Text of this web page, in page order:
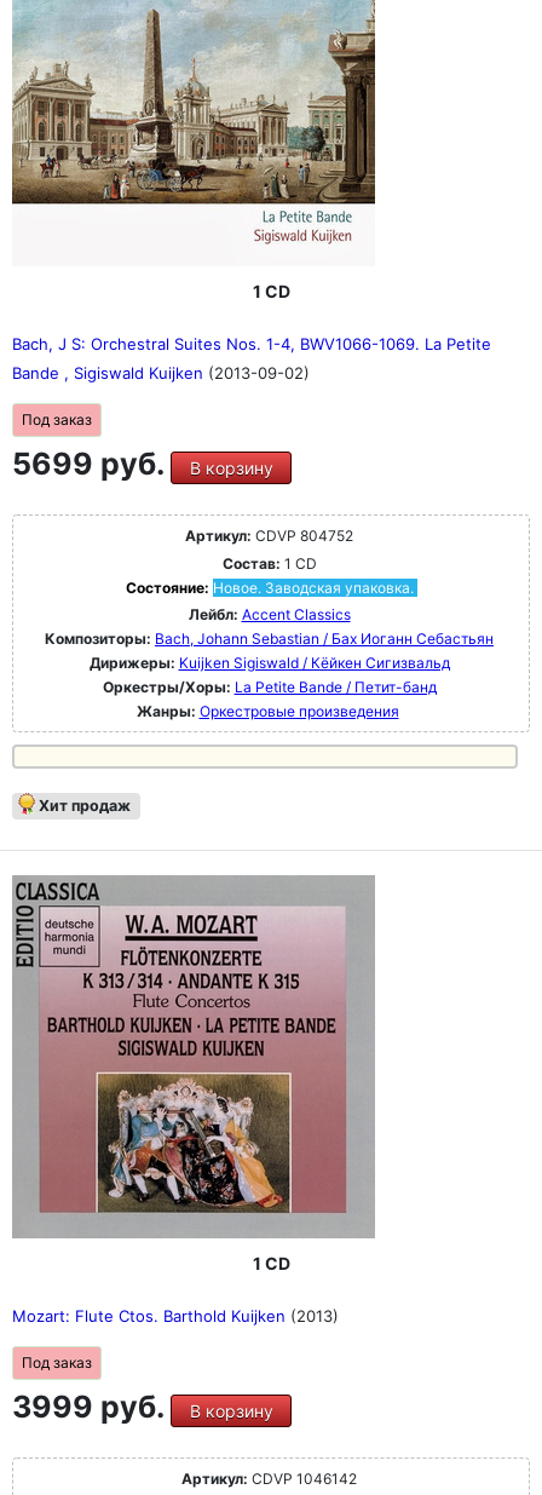
1 CD
Bach, J S: Orchestral Suites Nos. 1-4, BWV1066-1069. La Petite
Bande , Sigiswald Kuijken (2013-09-02)
Под заказ
5699 руб. В корзину
Артикул: CDVP 804752
Состав: 1 CD
Состояние: Новое. Заводская упаковка.
Лейбл: Accent Classics
Композиторы: Bach, Johann Sebastian / Бах Иоганн Себастьян
Дирижеры: Kuijken Sigiswald / Кёйкен Сигизвальд
Оркестры/Хоры: La Petite Bande / Петит-банд
Жанры: Оркестровые произведения
Хит продаж
1 CD
Mozart: Flute Ctos. Barthold Kuijken (2013)
Под заказ
3999 руб. В корзину
Артикул: CDVP 1046142